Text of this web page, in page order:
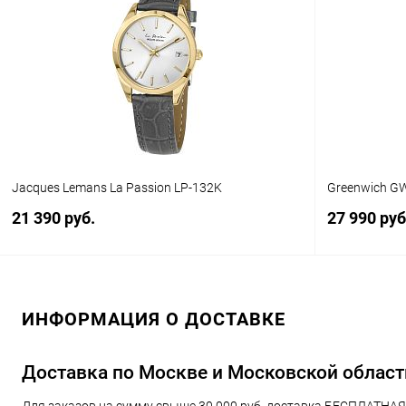
Сравнение
В наличии
Jacques Lemans La Passion LP-132K
21 390 руб.
В избранное В наличии
Greenwich
27 990
В
ИНФОРМАЦИЯ О ДОСТАВКЕ
Доставка по Москве и Московской